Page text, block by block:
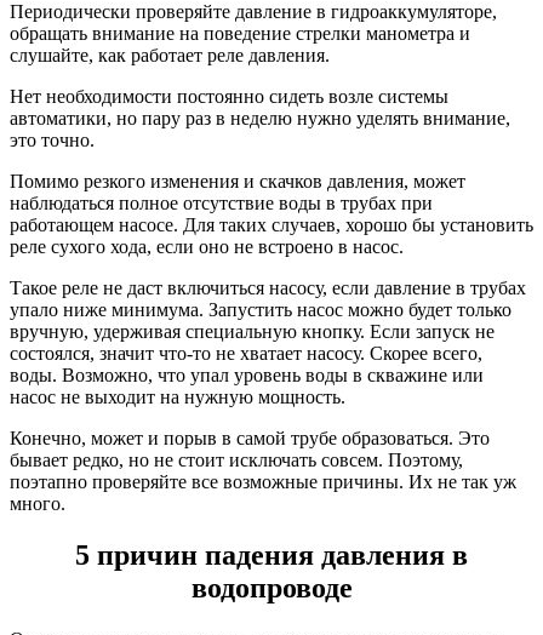
Периодически проверяйте давление в гидроаккумуляторе,
обращать внимание на поведение стрелки манометра и
слушайте, как работает реле давления.
Нет необходимости постоянно сидеть возле системы
автоматики, но пару раз в неделю нужно уделять внимание,
это точно.
Помимо резкого изменения и скачков давления, может
наблюдаться полное отсутствие воды в трубах при
работающем насосе. Для таких случаев, хорошо бы установить
реле сухого хода, если оно не встроено в насос.
Такое реле не даст включиться насосу, если давление в трубах
упало ниже минимума. Запустить насос можно будет только
вручную, удерживая специальную кнопку. Если запуск не
состоялся, значит что-то не хватает насосу. Скорее всего,
воды. Возможно, что упал уровень воды в скважине или
насос не выходит на нужную мощность.
Конечно, может и порыв в самой трубе образоваться. Это
бывает редко, но не стоит исключать совсем. Поэтому,
поэтапно проверяйте все возможные причины. Их не так уж
много.
5 причин падения давления в
водопроводе